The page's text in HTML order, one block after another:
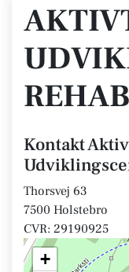
Kontakt
Thorsvej 63
7500 Holstebro
CVR: 29190925
+